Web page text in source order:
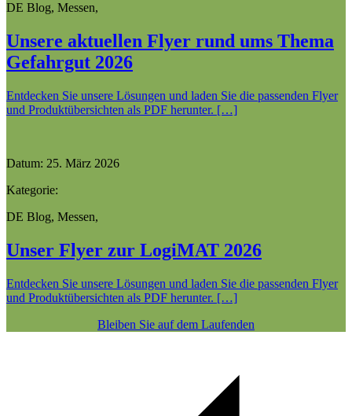
DE Blog, Messen,
Unsere aktuellen Flyer rund ums Thema
Gefahrgut 2026
Entdecken Sie unsere Lösungen und laden Sie die passenden Flyer
und Produktübersichten als PDF herunter. […]
Datum: 25. März 2026
Kategorie:
DE Blog, Messen,
Unser Flyer zur LogiMAT 2026
Entdecken Sie unsere Lösungen und laden Sie die passenden Flyer
und Produktübersichten als PDF herunter. […]
Bleiben Sie auf dem Laufenden